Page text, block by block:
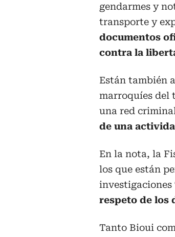
gendarmes y
transporte y
documentos
contra la
Están también
marroquíes del
una red
de una
En la nota, la
los que están
investigaciones
respeto de los
Tanto Bioui